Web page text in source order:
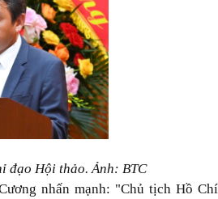
đạo Hội thảo. Ảnh: BTC
nhấn mạnh: "Chủ tịch Hồ Chí